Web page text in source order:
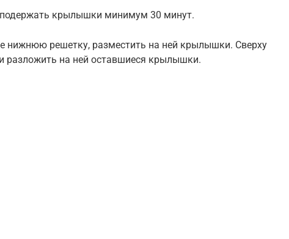
крылышки минимум 30 минут.
нижнюю решетку, разместить на ней крылышки. Сверху
разложить на ней оставшиеся крылышки.